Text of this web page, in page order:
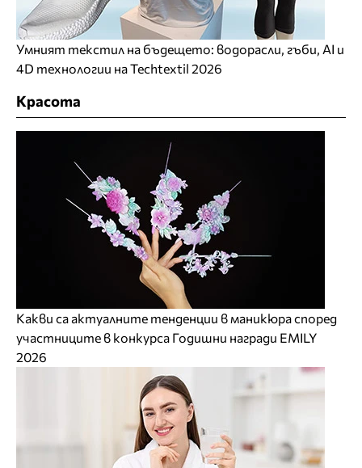
Умният текстил на бъдещето: водорасли, гъби, AI и
4D технологии на Techtextil 2026
Красота
Какви са актуалните тенденции в маникюра според
участниците в конкурса Годишни награди EMILY
2026